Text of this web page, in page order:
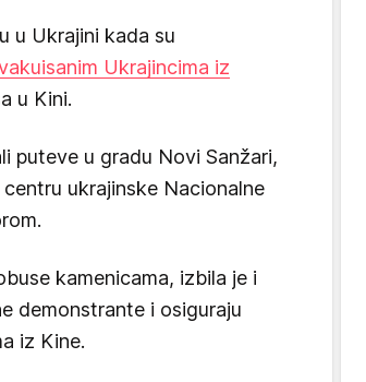
u Ukrajini kada su
Ukrajincima iz
u Kini.
puteve u gradu Novi Sanžari,
ukrajinske Nacionalne
kamenicama, izbila je i
demonstrante i osiguraju
iz Kine.